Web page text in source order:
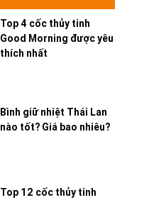
Top 4 cốc thủy tinh
Good Morning được yêu
thích nhất
Bình giữ nhiệt Thái Lan
nào tốt? Giá bao nhiêu?
Top 12 cốc thủy tinh